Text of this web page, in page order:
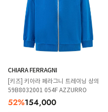
CHIARA FERRAGNI
[키즈] 키아라 페라그니 트레이닝 상의
59B8032001 054F AZZURRO
52%154,000